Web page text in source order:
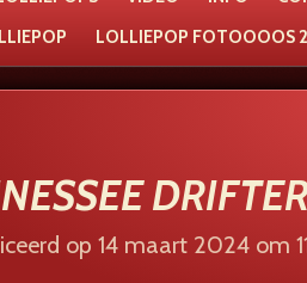
LOLLIEPOP FOTOOOOS
op 14 maart 2024 om